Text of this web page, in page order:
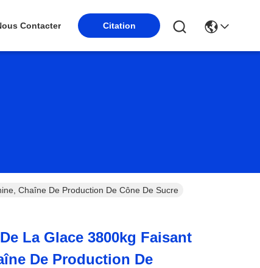
Contacter Citation
Chaîne De Production De Cône De Sucre
La Glace 3800kg Faisant
De Production De